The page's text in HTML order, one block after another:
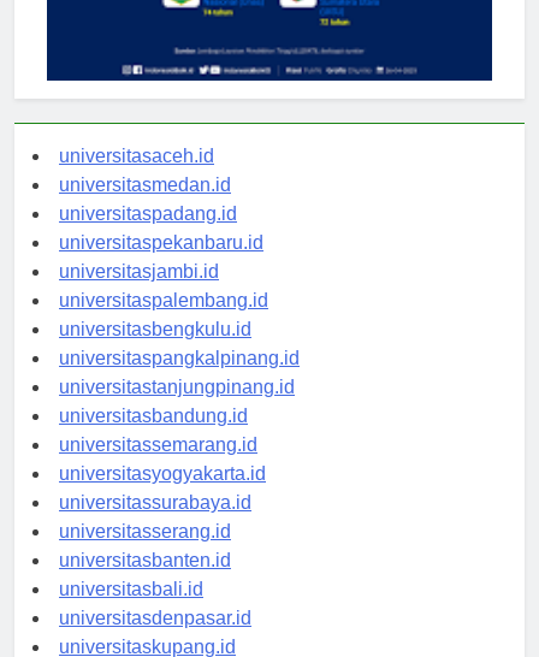
universitasaceh.id
universitasmedan.id
universitaspadang.id
universitaspekanbaru.id
universitasjambi.id
universitaspalembang.id
universitasbengkulu.id
universitaspangkalpinang.id
universitastanjungpinang.id
universitasbandung.id
universitassemarang.id
universitasyogyakarta.id
universitassurabaya.id
universitasserang.id
universitasbanten.id
universitasbali.id
universitasdenpasar.id